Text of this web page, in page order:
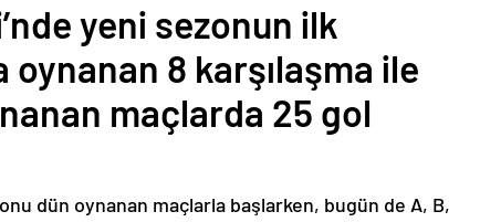
yeni sezonun ilk
8 karşılaşma ile
maçlarda 25 gol
dün oynanan maçlarla başlarken, bugün de A, B,